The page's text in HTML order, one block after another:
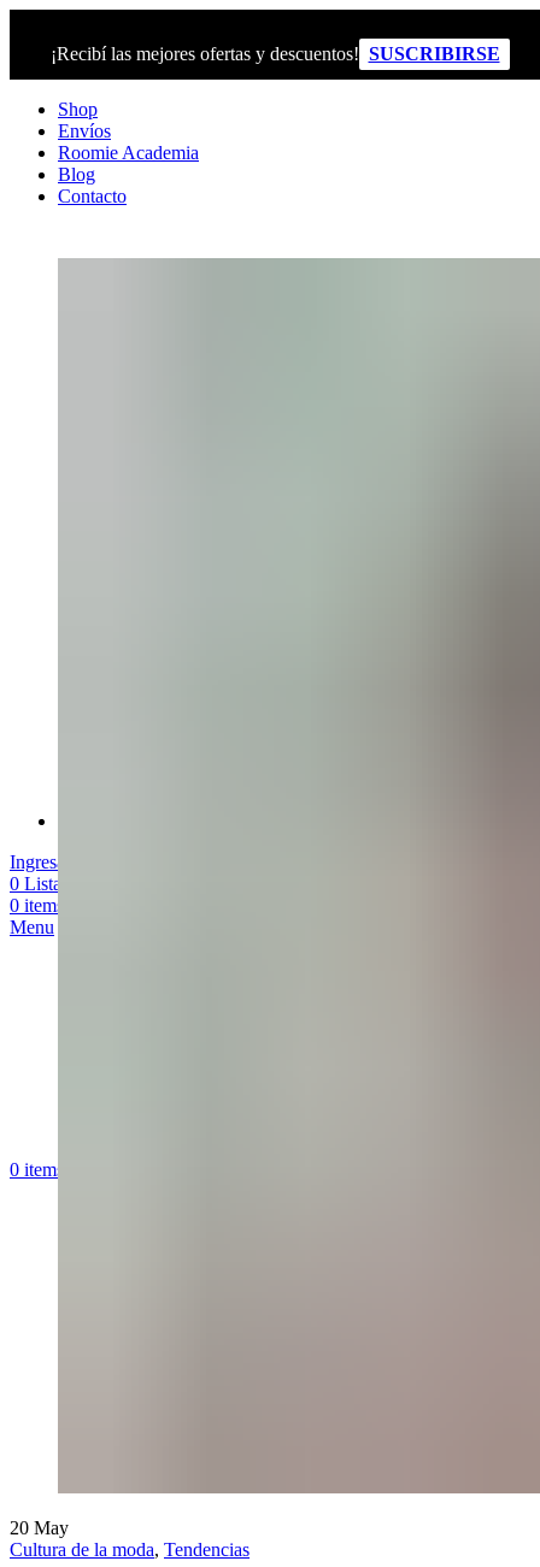
¡Recibí las mejores ofertas y descuentos! SUSCRIBIRSE
Shop
Envíos
Roomie Academia
Blog
Contacto
Ingresar / Registrarme
0 Lista de Deseados
0 items
Menu
0 items
20 May
Cultura de la moda, Tendencias